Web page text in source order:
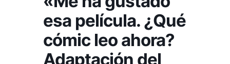
esa película. ¿Qué
cómic leo ahora?
Adaptación del